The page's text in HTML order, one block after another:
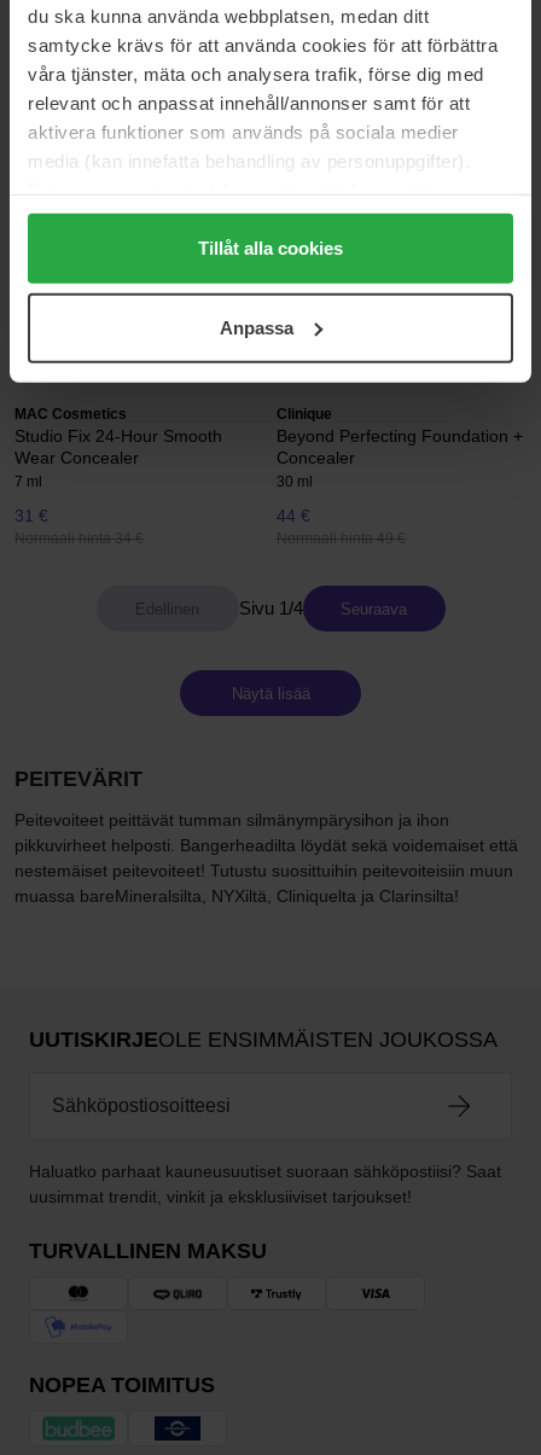
du ska kunna använda webbplatsen, medan ditt
samtycke krävs för att använda cookies för att förbättra
våra tjänster, mäta och analysera trafik, förse dig med
relevant och anpassat innehåll/annonser samt för att
aktivera funktioner som används på sociala medier
media (kan innefatta behandling av personuppgifter).
Genom att trycka på "Tillåt alla cookies" accepterar du
alla cookies, medan du under "Detaljer" kan anpassa
användningen av cookies. Du kan när som helst återkalla
samt vår Integritetspolicy.
Tillåt alla cookies
Anpassa
Normaali hinta 19 € Normaali hinta 13 €
Lancôme
Teint Idole Ultra Wear Care &
Glow Concealer
13 ml
36 €
Duo Concealer Kaprifol
2,8 g
26 €
6.8 ml
11 €
Loppu varastosta
Maybelline
Superstay Active Wear
Concealer
11 €
Normaali hinta 13 €
MAC Cosmetics
Studio Fix 24-Hour Smooth
Wear Concealer
7 ml
31 €
Normaali hinta 34 €
Clinique
Beyond Perfecting Foundation +
Concealer
30 ml
44 €
Normaali hinta 49 €
Sivu 1/4 Seuraava
Näytä lisää
PEITEVÄRIT
Peitevoiteet peittävät tumman silmänympärysihon ja ihon
pikkuvirheet helposti. Bangerheadilta löydät sekä voidemaiset että
nestemäiset peitevoiteet! Tutustu suosittuihin peitevoiteisiin muun
muassa bareMineralsilta, NYXiltä, Cliniquelta ja Clarinsilta!
UUTISKIRJEOLE ENSIMMÄISTEN JOUKOSSA
Haluatko parhaat kauneusuutiset suoraan sähköpostiisi? Saat
uusimmat trendit, vinkit ja eksklusiiviset tarjoukset!
TURVALLINEN MAKSU
NOPEA TOIMITUS